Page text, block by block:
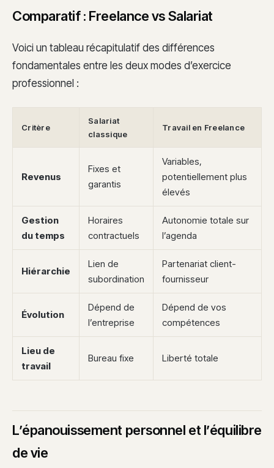
Comparatif : Freelance vs Salariat
Voici un tableau récapitulatif des différences
fondamentales entre les deux modes d’exercice
professionnel :
Critère
Salariat
classique
Travail en Freelance
Revenus
Fixes et
garantis
Variables,
potentiellement plus
élevés
Gestion
du temps
Horaires
contractuels
Autonomie totale sur
l’agenda
Hiérarchie
Lien de
subordination
Partenariat client-
fournisseur
Évolution
Dépend de
l’entreprise
Dépend de vos
compétences
Lieu de
travail
Bureau fixe Liberté totale
L’épanouissement personnel et l’équilibre
de vie